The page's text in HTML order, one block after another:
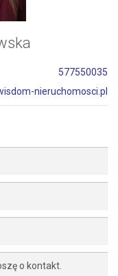
577550035
nieruchomosci.pl